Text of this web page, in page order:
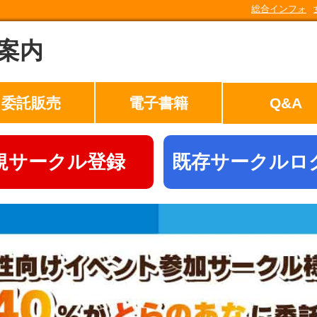
総合インフォ
内
委託販売 電子書籍 Q&A
サークル登録 既存サークルロ